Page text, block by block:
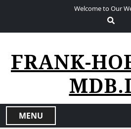
Welcome to Our
FRANK-
MENU